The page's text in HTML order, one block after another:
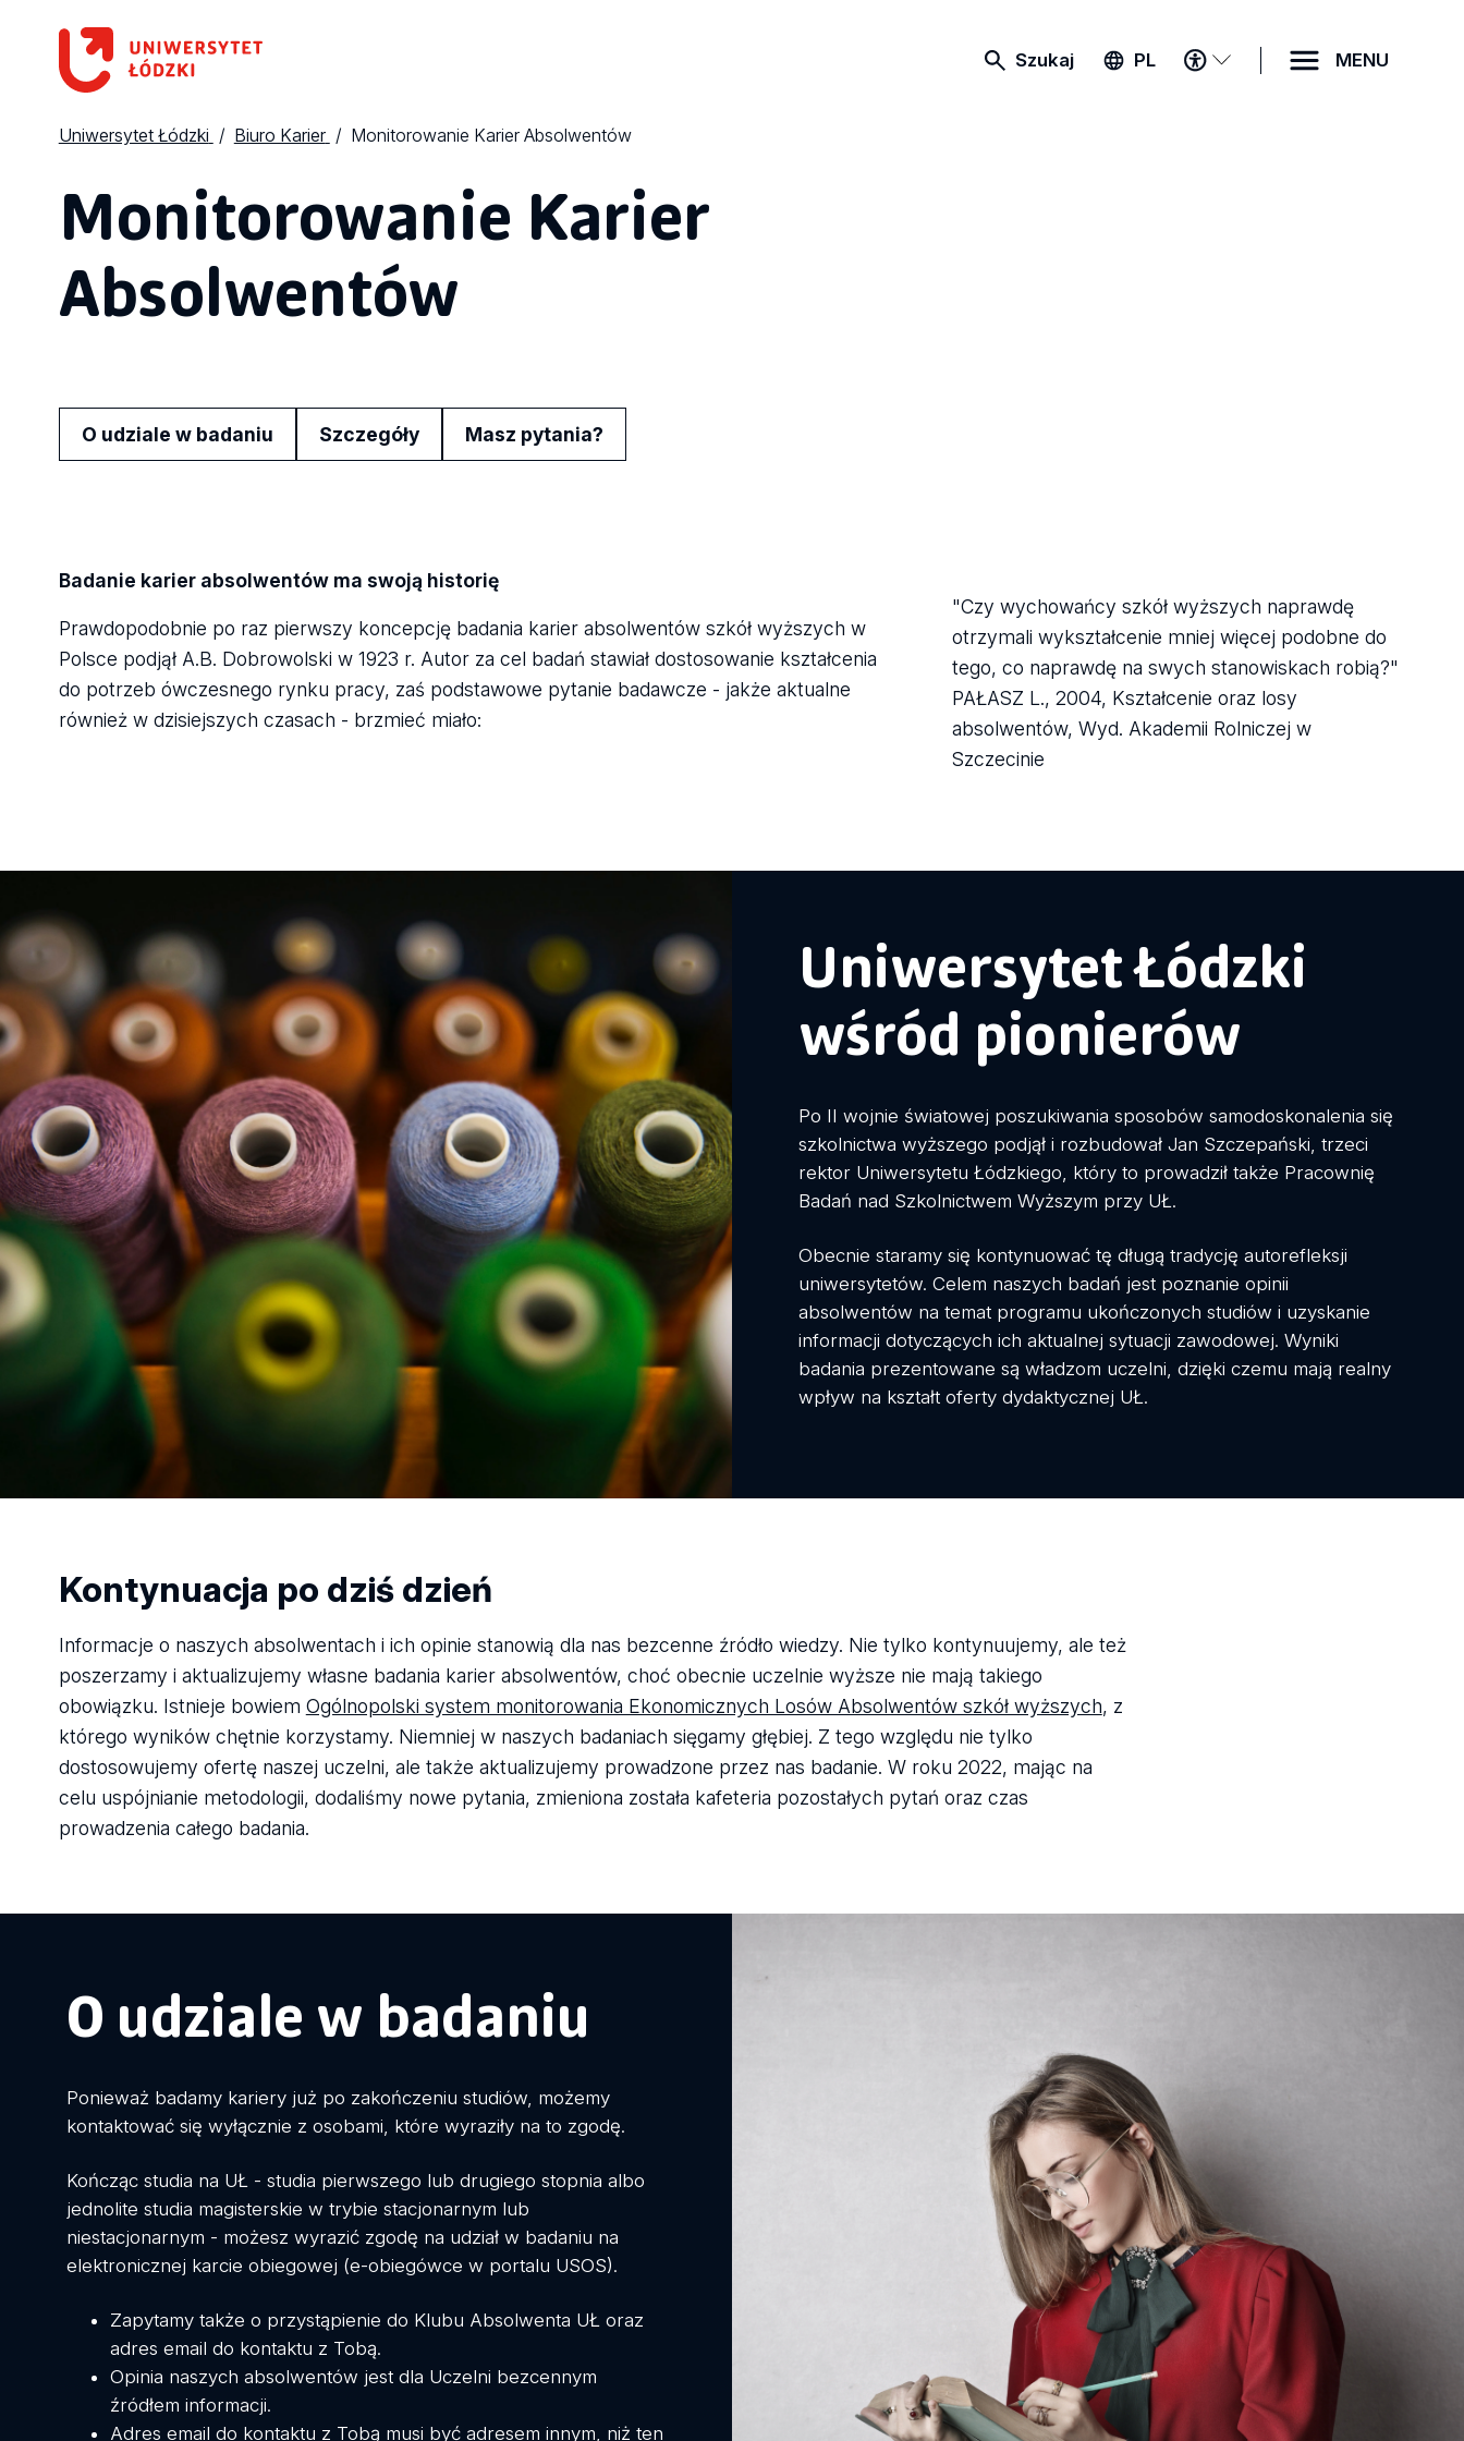
Szukaj PL
MENU
DOSTĘPNOŚCI
MENU
Uniwersytet Łódzki Biuro Karier Monitorowanie Karier Absolwentów
Monitorowanie Karier
Absolwentów
O udziale w badaniu Szczegóły Masz pytania?
Badanie karier absolwentów ma swoją historię
Prawdopodobnie po raz pierwszy koncepcję badania karier absolwentów szkół wyższych w
Polsce podjął A.B. Dobrowolski w 1923 r. Autor za cel badań stawiał dostosowanie kształcenia
do potrzeb ówczesnego rynku pracy, zaś podstawowe pytanie badawcze - jakże aktualne
również w dzisiejszych czasach - brzmieć miało:
"Czy wychowańcy szkół wyższych naprawdę
otrzymali wykształcenie mniej więcej podobne do
tego, co naprawdę na swych stanowiskach robią?"
PAŁASZ L., 2004, Kształcenie oraz losy
absolwentów, Wyd. Akademii Rolniczej w
Szczecinie
Uniwersytet Łódzki
wśród pionierów
Po II wojnie światowej poszukiwania sposobów samodoskonalenia się
szkolnictwa wyższego podjął i rozbudował Jan Szczepański, trzeci
rektor Uniwersytetu Łódzkiego, który to prowadził także Pracownię
Badań nad Szkolnictwem Wyższym przy UŁ.
Obecnie staramy się kontynuować tę długą tradycję autorefleksji
uniwersytetów. Celem naszych badań jest poznanie opinii
absolwentów na temat programu ukończonych studiów i uzyskanie
informacji dotyczących ich aktualnej sytuacji zawodowej. Wyniki
badania prezentowane są władzom uczelni, dzięki czemu mają realny
wpływ na kształt oferty dydaktycznej UŁ.
Kontynuacja po dziś dzień
Informacje o naszych absolwentach i ich opinie stanowią dla nas bezcenne źródło wiedzy. Nie tylko kontynuujemy, ale też
poszerzamy i aktualizujemy własne badania karier absolwentów, choć obecnie uczelnie wyższe nie mają takiego
obowiązku. Istnieje bowiem Ogólnopolski system monitorowania Ekonomicznych Losów Absolwentów szkół wyższych, z
którego wyników chętnie korzystamy. Niemniej w naszych badaniach sięgamy głębiej. Z tego względu nie tylko
dostosowujemy ofertę naszej uczelni, ale także aktualizujemy prowadzone przez nas badanie. W roku 2022, mając na
celu uspójnianie metodologii, dodaliśmy nowe pytania, zmieniona została kafeteria pozostałych pytań oraz czas
prowadzenia całego badania.
O udziale w badaniu
Ponieważ badamy kariery już po zakończeniu studiów, możemy
kontaktować się wyłącznie z osobami, które wyraziły na to zgodę.
Kończąc studia na UŁ - studia pierwszego lub drugiego stopnia albo
jednolite studia magisterskie w trybie stacjonarnym lub
niestacjonarnym - możesz wyrazić zgodę na udział w badaniu na
elektronicznej karcie obiegowej (e-obiegówce w portalu USOS).
Zapytamy także o przystąpienie do Klubu Absolwenta UŁ oraz
adres email do kontaktu z Tobą.
Opinia naszych absolwentów jest dla Uczelni bezcennym
źródłem informacji.
Adres email do kontaktu z Tobą musi być adresem innym, niż ten